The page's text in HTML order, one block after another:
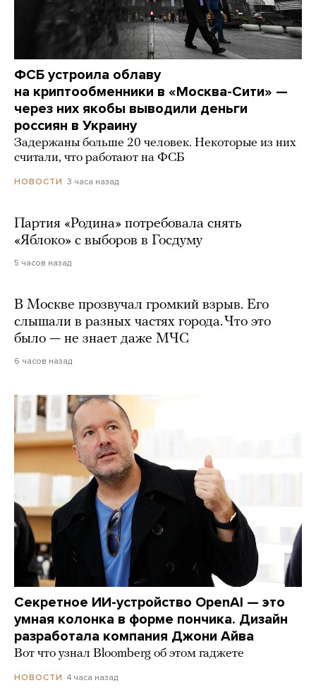
ФСБ устроила облаву
на криптообменники в «Москва-Сити» —
через них якобы выводили деньги
россиян в Украину
Задержаны больше 20 человек. Некоторые из них
считали, что работают на ФСБ
НОВОСТИ 3 часа назад
Партия «Родина» потребовала снять
«Яблоко» с выборов в Госдуму
5 часов назад
В Москве прозвучал громкий взрыв. Его
слышали в разных частях города. Что это
было — не знает даже МЧС
6 часов назад
Секретное ИИ-устройство OpenAI — это
умная колонка в форме пончика. Дизайн
разработала компания Джони Айва
Вот что узнал Bloomberg об этом гаджете
НОВОСТИ 4 часа назад